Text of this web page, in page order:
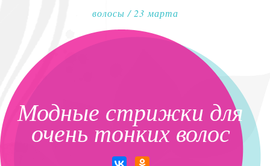
волосы / 23 марта
Модные стрижки для
очень тонких волос